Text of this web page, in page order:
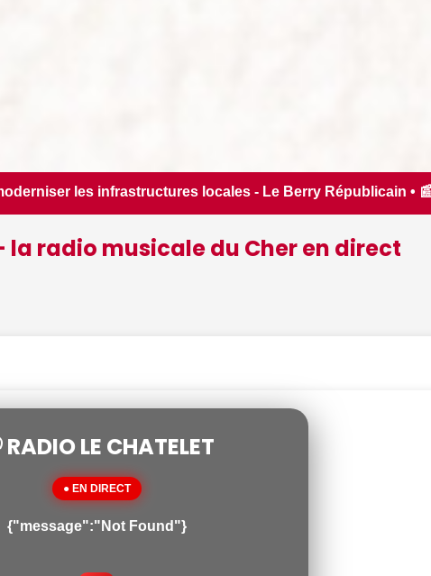
• 📰 Incendies : des pompiers du Cher et de
la radio musicale du Cher en direct
RADIO LE CHATELET
● EN DIRECT
{"message":"Not Found"}